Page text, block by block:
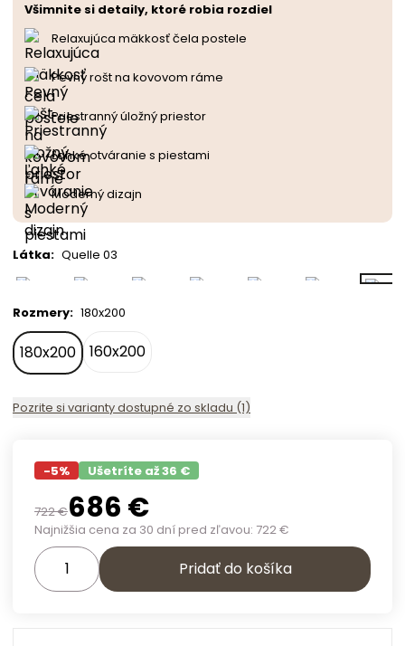
Všimnite si detaily, ktoré robia rozdiel
Relaxujúca mäkkosť čela postele
Pevný rošt na kovovom ráme
Priestranný úložný priestor
Ľahké otváranie s piestami
Moderný dizajn
Látka: Quelle 03
Rozmery: 180x200
180x200 160x200
Pozrite si varianty dostupné zo skladu (1)
-5% Ušetríte až 36 €
722€686 €
Najnižšia cena za 30 dní pred zľavou: 722€
Pridať do košíka